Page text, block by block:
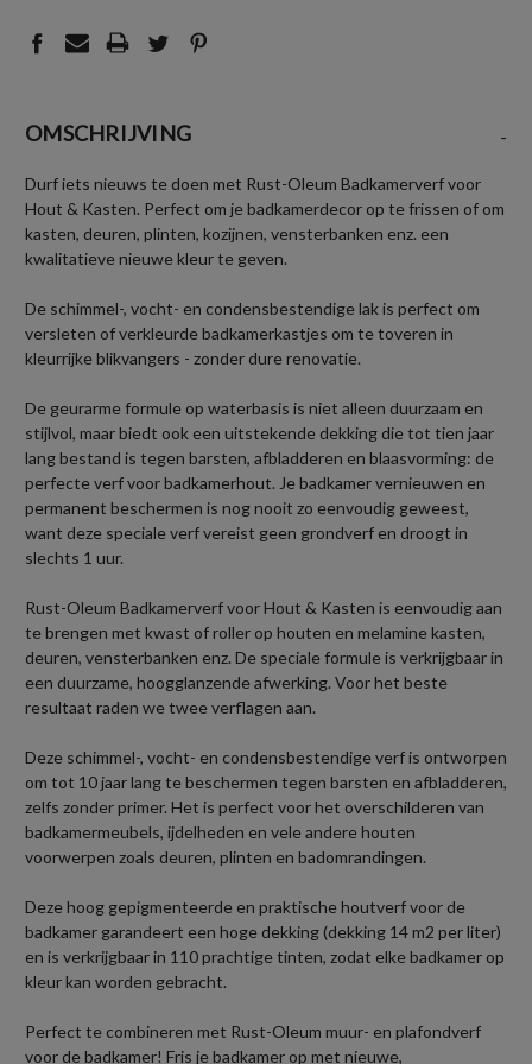
OMSCHRIJVING -
Durf iets nieuws te doen met Rust-Oleum Badkamerverf voor
Hout & Kasten. Perfect om je badkamerdecor op te frissen of om
kasten, deuren, plinten, kozijnen, vensterbanken enz. een
kwalitatieve nieuwe kleur te geven.
De schimmel-, vocht- en condensbestendige lak is perfect om
versleten of verkleurde badkamerkastjes om te toveren in
kleurrijke blikvangers - zonder dure renovatie.
De geurarme formule op waterbasis is niet alleen duurzaam en
stijlvol, maar biedt ook een uitstekende dekking die tot tien jaar
lang bestand is tegen barsten, afbladderen en blaasvorming: de
perfecte verf voor badkamerhout. Je badkamer vernieuwen en
permanent beschermen is nog nooit zo eenvoudig geweest,
want deze speciale verf vereist geen grondverf en droogt in
slechts 1 uur.
Rust-Oleum Badkamerverf voor Hout & Kasten is eenvoudig aan
te brengen met kwast of roller op houten en melamine kasten,
deuren, vensterbanken enz. De speciale formule is verkrijgbaar in
een duurzame, hoogglanzende afwerking. Voor het beste
resultaat raden we twee verflagen aan.
Deze schimmel-, vocht- en condensbestendige verf is ontworpen
om tot 10 jaar lang te beschermen tegen barsten en afbladderen,
zelfs zonder primer. Het is perfect voor het overschilderen van
badkamermeubels, ijdelheden en vele andere houten
voorwerpen zoals deuren, plinten en badomrandingen.
Deze hoog gepigmenteerde en praktische houtverf voor de
badkamer garandeert een hoge dekking (dekking 14 m2 per liter)
en is verkrijgbaar in 110 prachtige tinten, zodat elke badkamer op
kleur kan worden gebracht.
Perfect te combineren met Rust-Oleum muur- en plafondverf
voor de badkamer! Fris je badkamer op met nieuwe,